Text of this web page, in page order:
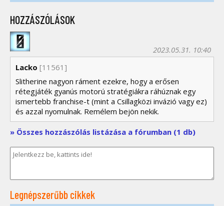
HOZZÁSZÓLÁSOK
Lacko
2023.05.31. 10:40
[11561]
Slitherine nagyon ráment ezekre, hogy a erősen
rétegjáték gyanús motorú stratégiákra ráhúznak egy
ismertebb franchise-t (mint a Csillagközi invázió vagy ez)
és azzal nyomulnak. Remélem bejön nekik.
» Összes hozzászólás listázása a fórumban (1 db)
Legnépszerűbb cikkek